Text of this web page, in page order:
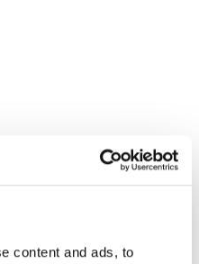
content and ads, to